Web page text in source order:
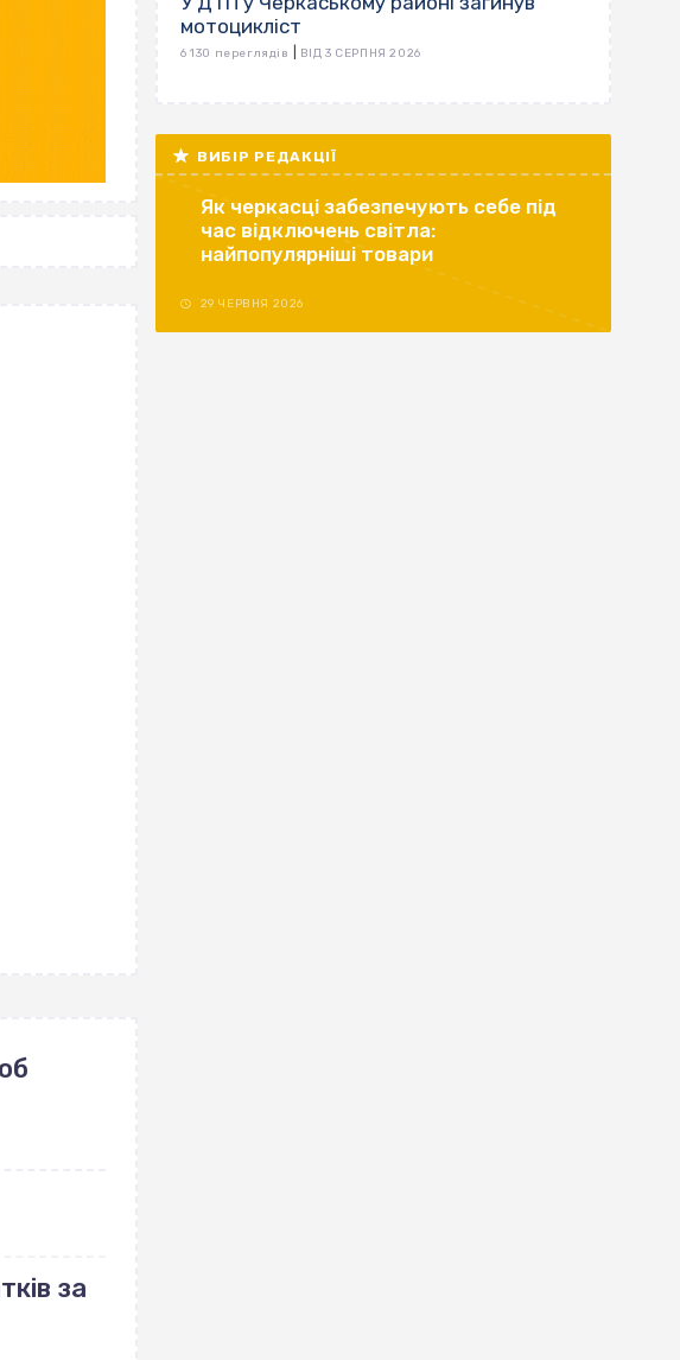
за
мотоцикліст
6 130 переглядів ВІД 3 СЕРПНЯ 2026
ВИБІР РЕДАКЦІЇ
Як черкасці забезпечують себе під
час відключень світла:
найпопулярніші товари
29 ЧЕРВНЯ 2026